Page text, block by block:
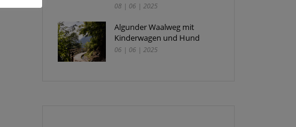
08 | 06 | 2025
Algunder Waalweg mit
Kinderwagen und Hund
06 | 06 | 2025